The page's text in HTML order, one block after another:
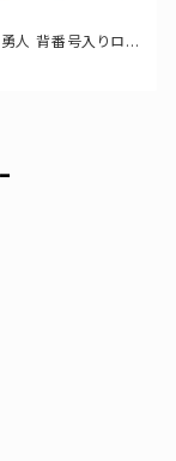
人 背番号入りロゴ
コッシュ 選手還元